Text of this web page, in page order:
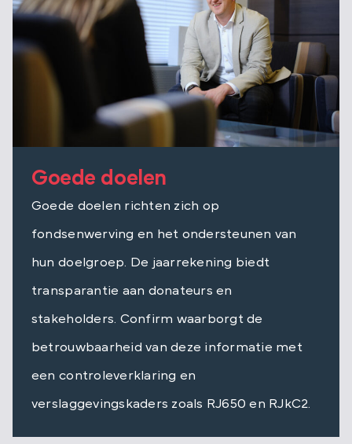
Goede doelen
Goede doelen richten zich op
fondsenwerving en het ondersteunen van
hun doelgroep. De jaarrekening biedt
transparantie aan donateurs en
stakeholders. Confirm waarborgt de
betrouwbaarheid van deze informatie met
een controleverklaring en
verslaggevingskaders zoals RJ650 en RJkC2.